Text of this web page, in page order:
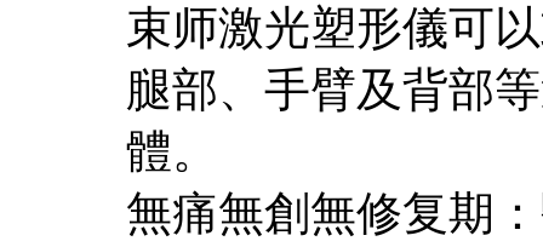
束师激光塑形儀可
腿部、手臂及背部
體。
無痛無創無修复期